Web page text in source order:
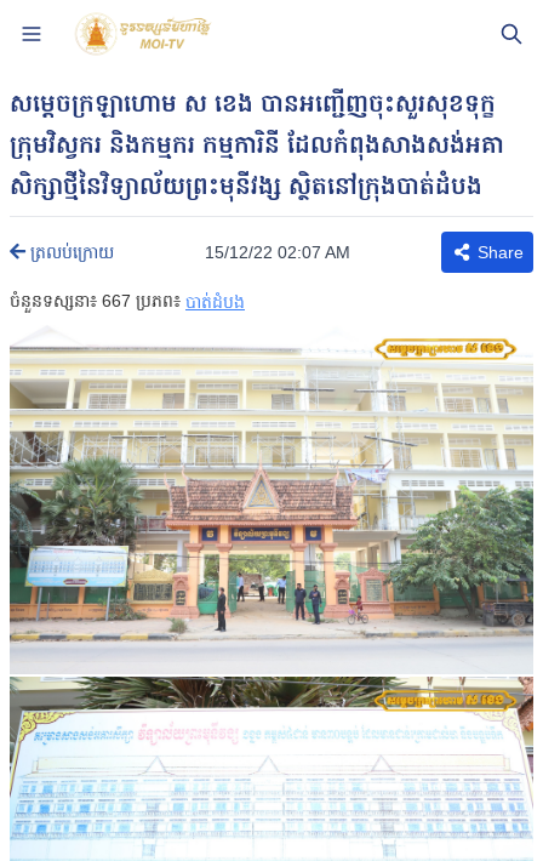
សម្ដេចក្រឡាហោម ស ខេង បានអញ្ជើញចុះសួរសុខទុក្ខ
ក្រុមវិស្វករ និងកម្មករ កម្មការិនី ដែលកំពុងសាងសង់អគា
សិក្សាថ្មីនៃវិទ្យាល័យព្រះមុនីវង្ស ស្ថិតនៅក្រុងបាត់ដំបង
ត្រលប់ក្រោយ 15/12/22 02:07 AM Share
ចំនួនទស្សនា៖ 667 ប្រភព៖ បាត់ដំបង